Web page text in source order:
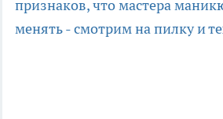
признаков, что мастера
менять - смотрим на пилку и